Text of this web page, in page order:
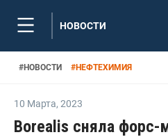
НОВОСТИ
#НОВОСТИ #НЕФТЕХИМИЯ
10 Марта, 2023
Borealis сняла форс-